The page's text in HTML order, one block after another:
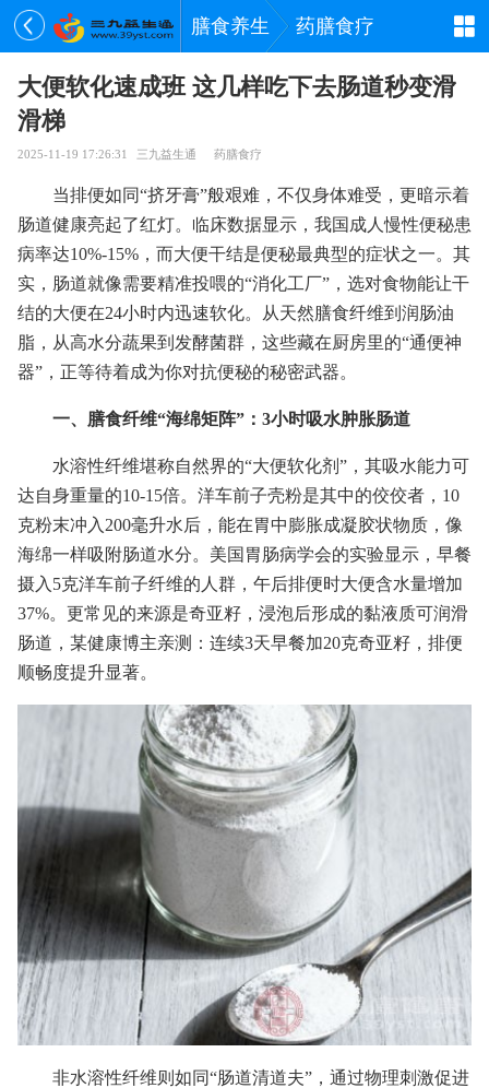
膳食养生 药膳食疗
大便软化速成班 这几样吃下去肠道秒变滑
滑梯
2025-11-19 17:26:31 三九益生通 药膳食疗
当排便如同“挤牙膏”般艰难，不仅身体难受，更暗示着
肠道健康亮起了红灯。临床数据显示，我国成人慢性便秘患
病率达10%-15%，而大便干结是便秘最典型的症状之一。其
实，肠道就像需要精准投喂的“消化工厂”，选对食物能让干
结的大便在24小时内迅速软化。从天然膳食纤维到润肠油
脂，从高水分蔬果到发酵菌群，这些藏在厨房里的“通便神
器”，正等待着成为你对抗便秘的秘密武器。
一、膳食纤维“海绵矩阵”：3小时吸水肿胀肠道
水溶性纤维堪称自然界的“大便软化剂”，其吸水能力可
达自身重量的10-15倍。洋车前子壳粉是其中的佼佼者，10
克粉末冲入200毫升水后，能在胃中膨胀成凝胶状物质，像
海绵一样吸附肠道水分。美国胃肠病学会的实验显示，早餐
摄入5克洋车前子纤维的人群，午后排便时大便含水量增加
37%。更常见的来源是奇亚籽，浸泡后形成的黏液质可润滑
肠道，某健康博主亲测：连续3天早餐加20克奇亚籽，排便
顺畅度提升显著。
非水溶性纤维则如同“肠道清道夫”，通过物理刺激促进